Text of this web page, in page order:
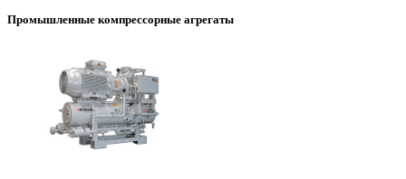
Промышленные компрессорные агрегаты